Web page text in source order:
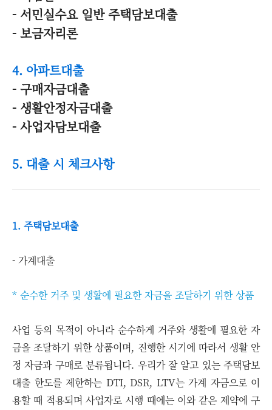
- 서민실수요 일반 주택담보대출
- 보금자리론
4. 아파트대출
- 구매자금대출
- 생활안정자금대출
- 사업자담보대출
5. 대출 시 체크사항
1. 주택담보대출
- 가계대출
* 순수한 거주 및 생활에 필요한 자금을 조달하기 위한 상품
사업 등의 목적이 아니라 순수하게 거주와 생활에 필요한 자
금을 조달하기 위한 상품이며, 진행한 시기에 따라서 생활 안
정 자금과 구매로 분류됩니다. 우리가 잘 알고 있는 주택담보
대출 한도를 제한하는 DTI, DSR, LTV는 가계 자금으로 이
용할 때 적용되며 사업자로 시행 때에는 이와 같은 제약에 구